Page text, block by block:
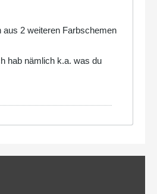
2 weiteren Farbschemen
hab nämlich k.a. was du